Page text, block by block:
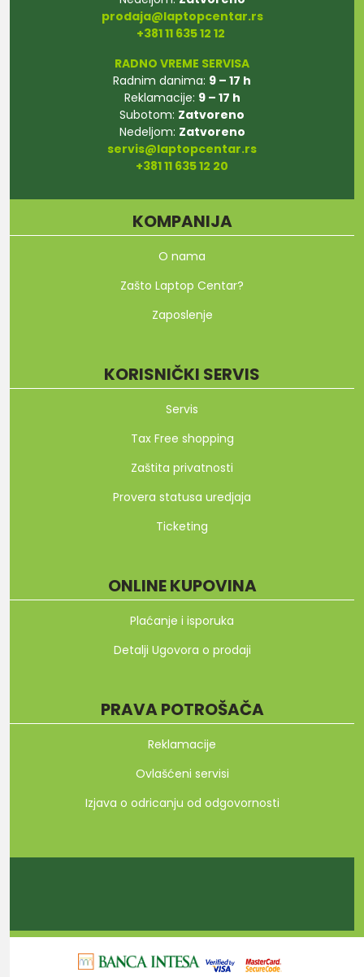
prodaja@laptopcentar.rs
+381 11 635 12 12
RADNO VREME SERVISA
Radnim danima: 9 – 17 h
Reklamacije: 9 – 17 h
Subotom: Zatvoreno
Nedeljom: Zatvoreno
servis@laptopcentar.rs
+381 11 635 12 20
KOMPANIJA
O nama
Zašto Laptop Centar?
Zaposlenje
KORISNIČKI SERVIS
Servis
Tax Free shopping
Zaštita privatnosti
Provera statusa uredjaja
Ticketing
ONLINE KUPOVINA
Plaćanje i isporuka
Detalji Ugovora o prodaji
PRAVA POTROŠAČA
Reklamacije
Ovlašćeni servisi
Izjava o odricanju od odgovornosti